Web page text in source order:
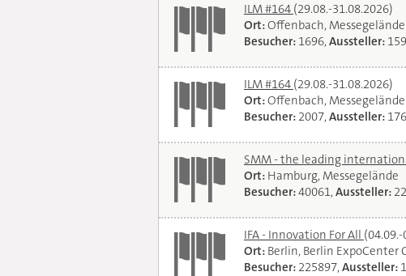
ILM #164 (29.08.-31.08.2026)
Ort:Offenbach, Messegelände
Besucher: 1696,Aussteller: 159
ILM #164 (29.08.-31.08.2026)
Ort:Offenbach, Messegelände
Besucher: 2007,Aussteller: 176
SMM - the leading
Ort: Hamburg, Messegelände
Besucher:40061,Aussteller:
IFA - Innovation For All
Ort: Berlin, Berlin ExpoCenter
Besucher: 225897,Aussteller: